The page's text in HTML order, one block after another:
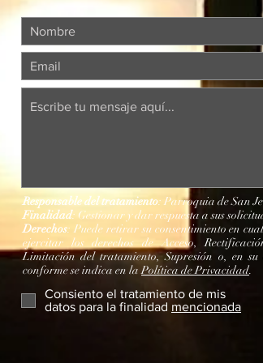
Responsable del tratamiento: Parroquia de San
Finalidad: Gestionar y dar respuesta a sus
Derechos: Puede retirar su consentimiento en
ejercitar los derechos de Acceso,
Limitación del tratamiento, Supresión o, en su
conforme se indica en laPolítica de Privacidad.
Consiento el tratamiento de mis
datos para la finalidad mencionada